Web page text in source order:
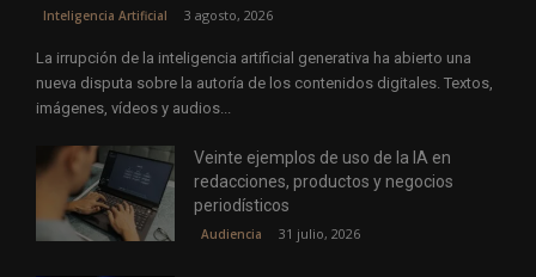
Inteligencia Artificial 3 agosto, 2026
La irrupción de la inteligencia artificial generativa ha abierto una
nueva disputa sobre la autoría de los contenidos digitales. Textos,
imágenes, vídeos y audios...
Veinte ejemplos de uso de la IA en
redacciones, productos y negocios
periodísticos
Audiencia 31 julio, 2026